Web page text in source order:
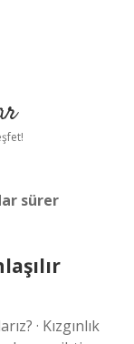
sürer
· Kızgınlık